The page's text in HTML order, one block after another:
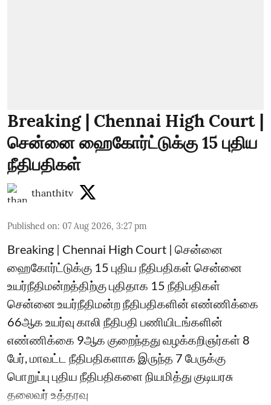
Breaking | Chennai High Court |
சென்னை ஹைகோர்ட்டுக்கு 15 புதிய
நீதிபதிகள்
thanthitv
Published on: 07 Aug 2026, 3:27 pm
Breaking | Chennai High Court | சென்னை
ஹைகோர்ட்டுக்கு 15 புதிய நீதிபதிகள் சென்னை
உயர்நீதிமன்றத்திற்கு புதிதாக 15 நீதிபதிகள்
சென்னை உயர்நீதிமன்ற நீதிபதிகளின் எண்ணிக்கை
66ஆக உயர்வு காலி நீதிபதி பணியிடங்களின்
எண்ணிக்கை 9ஆக குறைந்தது வழக்கறிஞர்கள் 8
பேர், மாவட்ட நீதிபதிகளாக இருந்த 7 பேருக்கு
பொறுப்பு புதிய நீதிபதிகளை நியமித்து குடியரசு
தலைவர் உத்தரவு